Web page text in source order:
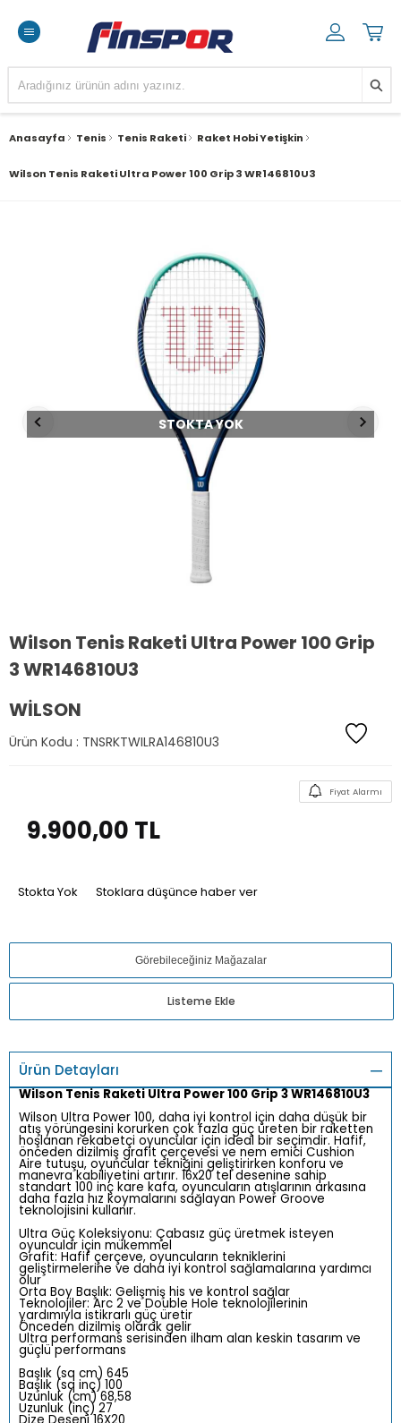
Anasayfa Tenis Tenis Raketi Raket Hobi Yetişkin
Wilson Tenis Raketi Ultra Power 100 Grip 3 WR146810U3
STOKTA YOK
Wilson Tenis Raketi Ultra Power 100 Grip
3 WR146810U3
WILSON
Ürün Kodu : TNSRKTWILRA146810U3
Fiyat Alarmı
9.900,00 TL
Stokta Yok Stoklara düşünce haber ver
Görebileceğiniz Mağazalar
Listeme Ekle
Ürün Detayları
Wilson Tenis Raketi Ultra Power 100 Grip 3 WR146810U3
Wilson Ultra Power 100, daha iyi kontrol için daha düşük bir
atış yörüngesini korurken çok fazla güç üreten bir raketten
hoşlanan rekabetçi oyuncular için ideal bir seçimdir. Hafif,
önceden dizilmiş grafit çerçevesi ve nem emici Cushion
Aire tutuşu, oyuncular tekniğini geliştirirken konforu ve
manevra kabiliyetini artırır. 16x20 tel desenine sahip
standart 100 inç kare kafa, oyuncuların atışlarının arkasına
daha fazla hız koymalarını sağlayan Power Groove
teknolojisini kullanır.
Ultra Güç Koleksiyonu: Çabasız güç üretmek isteyen
oyuncular için mükemmel
Grafit: Hafif çerçeve, oyuncuların tekniklerini
geliştirmelerine ve daha iyi kontrol sağlamalarına yardımcı
olur
Orta Boy Başlık: Gelişmiş his ve kontrol sağlar
Teknolojiler: Arc 2 ve Double Hole teknolojilerinin
yardımıyla istikrarlı güç üretir
Önceden dizilmiş olarak gelir
Ultra performans serisinden ilham alan keskin tasarım ve
güçlü performans
Başlık (sq cm) 645
Başlık (sq inç) 100
Uzunluk (cm) 68,58
Uzunluk (inç) 27